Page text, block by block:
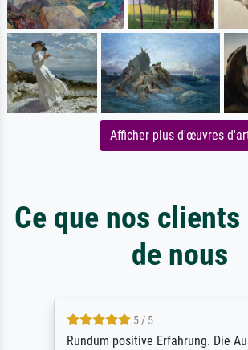
Afficher plus d'œuvres
Ce que nos
de nous
5 / 5
Rundum positive Erfahrung. Die